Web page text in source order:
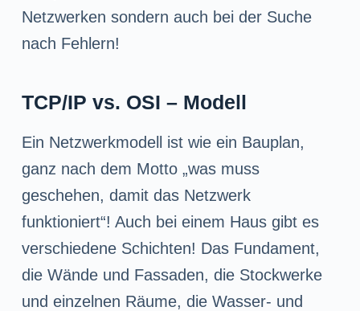
Netzwerken sondern auch bei der Suche
nach Fehlern!
TCP/IP vs. OSI – Modell
Ein Netzwerkmodell ist wie ein Bauplan,
ganz nach dem Motto „was muss
geschehen, damit das Netzwerk
funktioniert“! Auch bei einem Haus gibt es
verschiedene Schichten! Das Fundament,
die Wände und Fassaden, die Stockwerke
und einzelnen Räume, die Wasser- und